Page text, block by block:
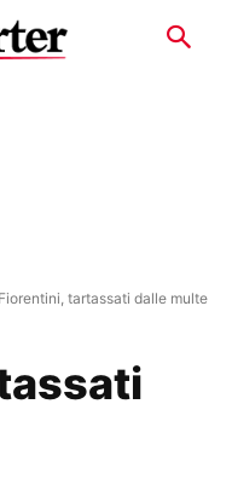
Fiorentini, tartassati dalle multe